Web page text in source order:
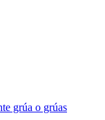
grúa o grúas